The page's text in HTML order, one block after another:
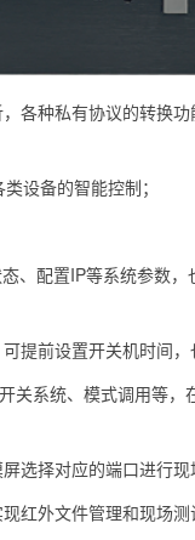
各种私有协议的转换
设备的智能控制；
、配置IP等系统参数
前设置开关机时间，
关系统、模式调用等
选择对应的端口进行现
红外文件管理和现场测